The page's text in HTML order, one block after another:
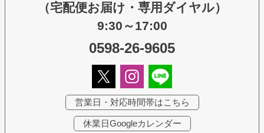
（宅配便お届け・専用ダイヤル）
9:30～17:00
0598-26-9605
営業日・対応時間帯はこちら
休業日Googleカレンダー